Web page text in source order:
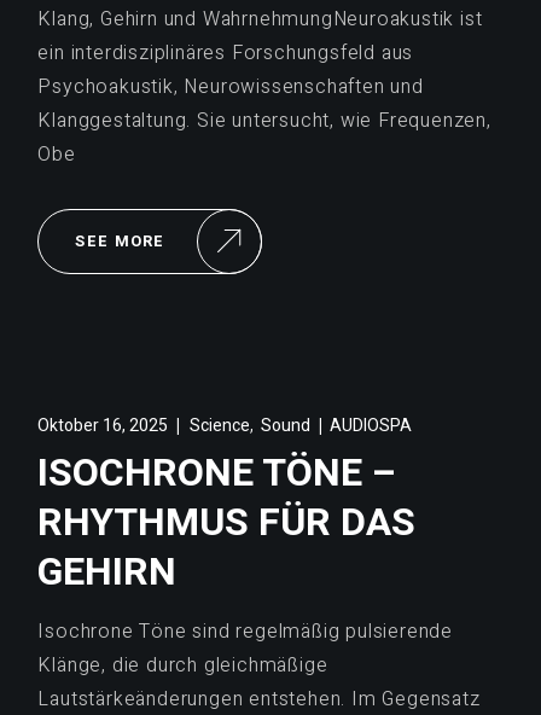
Klang, Gehirn und WahrnehmungNeuroakustik ist
ein interdisziplinäres Forschungsfeld aus
Psychoakustik, Neurowissenschaften und
Klanggestaltung. Sie untersucht, wie Frequenzen,
Obe
SEE MORE
Oktober 16, 2025 Science, Sound AUDIOSPA
ISOCHRONE TÖNE –
RHYTHMUS FÜR DAS
GEHIRN
Isochrone Töne sind regelmäßig pulsierende
Klänge, die durch gleichmäßige
Lautstärkeänderungen entstehen. Im Gegensatz